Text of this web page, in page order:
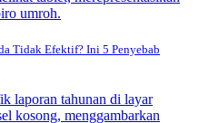
Tidak Efektif? Ini 5 Penyebab